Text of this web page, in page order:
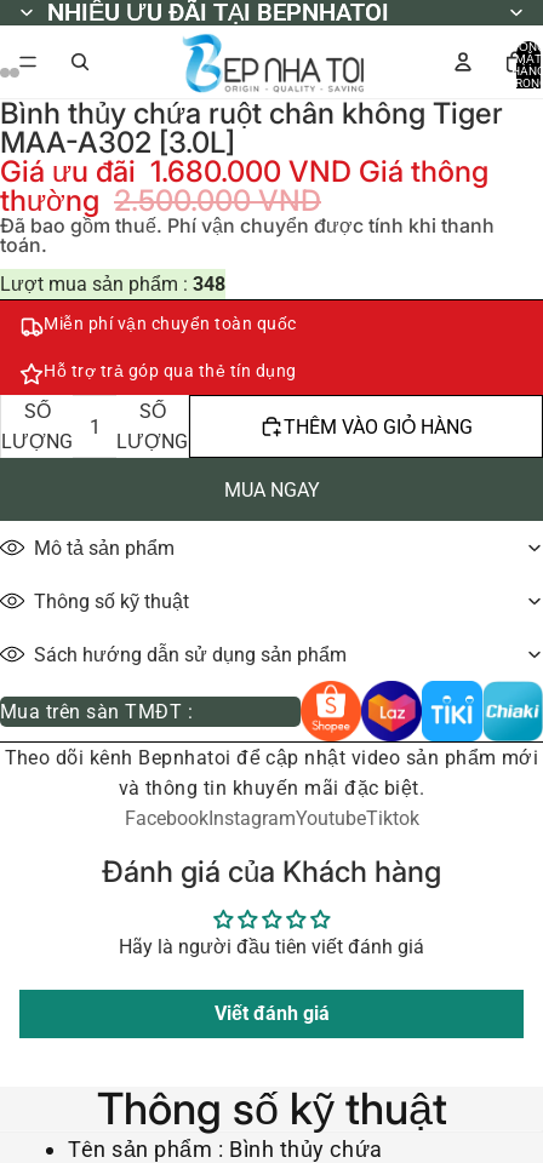
NHIỀU ƯU ĐÃI TẠI BEPNHATOI
NHIỀU ƯU ĐÃI TẠI BEPNHATOI
MẶT
Bình thủy chứa ruột chân không Tiger
MAA-A302 [3.0L]
Giá ưu đãi 1.680.000 VND Giá thông
thường 2.500.000 VND
Đã bao gồm thuế. Phí vận chuyển được tính khi thanh
toán.
Lượt mua sản phẩm : 348
Miễn phí vận chuyển toàn quốc
Hỗ trợ trả góp qua thẻ tín dụng
GIẢM
SỐ
LƯỢNG
TĂNG
SỐ
LƯỢNG
THÊM VÀO GIỎ HÀNG
MUA NGAY
Mô tả sản phẩm
Thông số kỹ thuật
Sách hướng dẫn sử dụng sản phẩm
Mua trên sàn TMĐT :
Theo dõi kênh Bepnhatoi để cập nhật video sản phẩm mới
và thông tin khuyến mãi đặc biệt.
FacebookInstagramYoutubeTiktok
Đánh giá của Khách hàng
Hãy là người đầu tiên viết đánh giá
Viết đánh giá
Thông số kỹ thuật
Tên sản phẩm : Bình thủy chứa